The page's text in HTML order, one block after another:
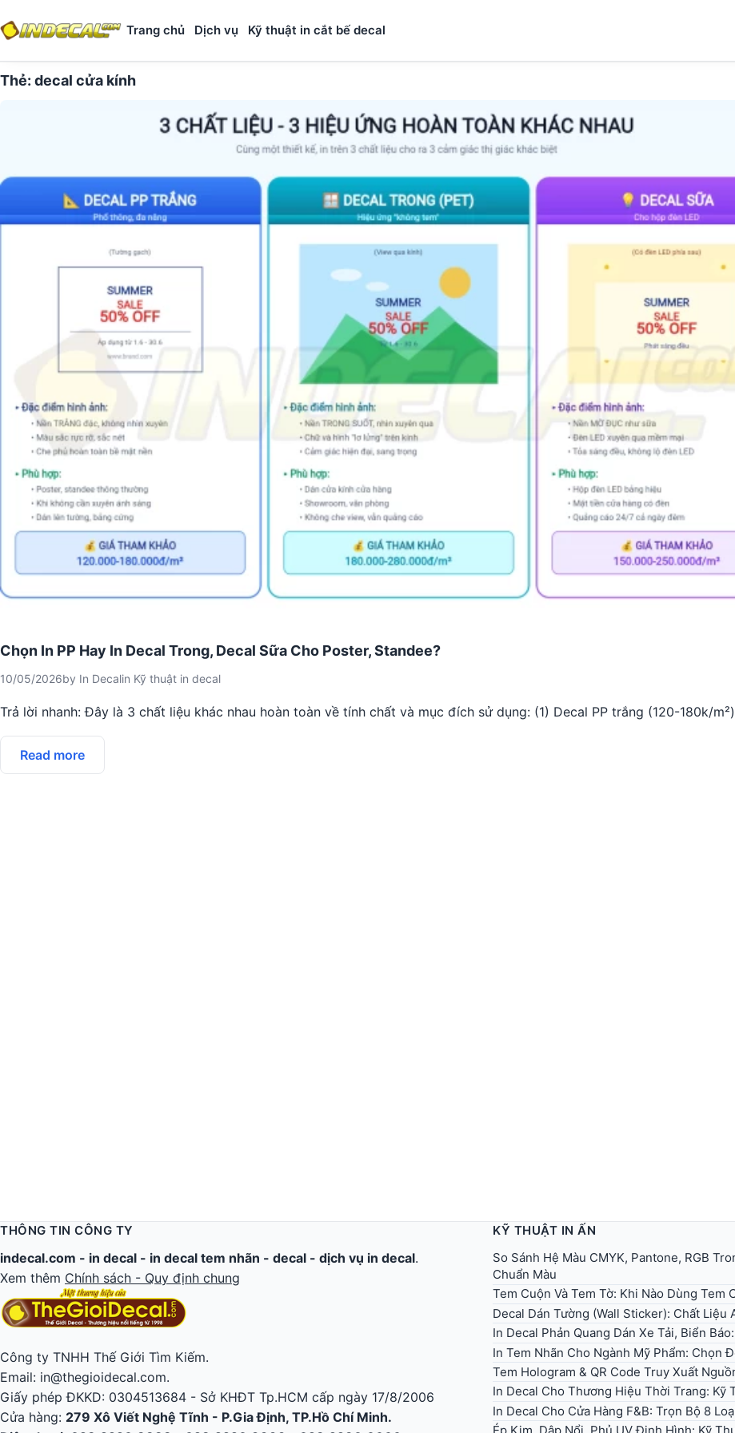
Trang chủ Dịch vụ Kỹ thuật in cắt bế decal
Thẻ: decal cửa kính
Chọn In PP Hay In Decal Trong, Decal Sữa Cho Poster, Standee?
10/05/2026by In Decalin Kỹ thuật in decal
Trả lời nhanh: Đây là 3 chất liệu khác nhau hoàn toàn về tính chất và mục đích sử dụng: (1) Decal PP trắng (120-180k/
Read more
THÔNG TIN CÔNG TY
indecal.com - in decal - in decal tem nhãn - decal - dịch vụ in decal.
Xem thêm Chính sách - Quy định chung
Công ty TNHH Thế Giới Tìm Kiếm.
Email: in@thegioidecal.com.
Giấy phép ĐKKD: 0304513684 - Sở KHĐT Tp.HCM cấp ngày 17/8/2006
Cửa hàng: 279 Xô Viết Nghệ Tĩnh - P.Gia Định, TP.Hồ Chí Minh.
KỸ THUẬT IN ẤN
So Sánh Hệ Màu CMYK, Pantone, RGB
Chuẩn Màu
Tem Cuộn Và Tem Tờ: Khi Nào Dùng Tem
Decal Dán Tường (Wall Sticker): Chất Liệu
In Decal Phản Quang Dán Xe Tải, Biển
In Tem Nhãn Cho Ngành Mỹ Phẩm: Chọn
Tem Hologram & QR Code Truy Xuất
In Decal Cho Thương Hiệu Thời Trang: Kỹ
In Decal Cho Cửa Hàng F&B: Trọn Bộ 8